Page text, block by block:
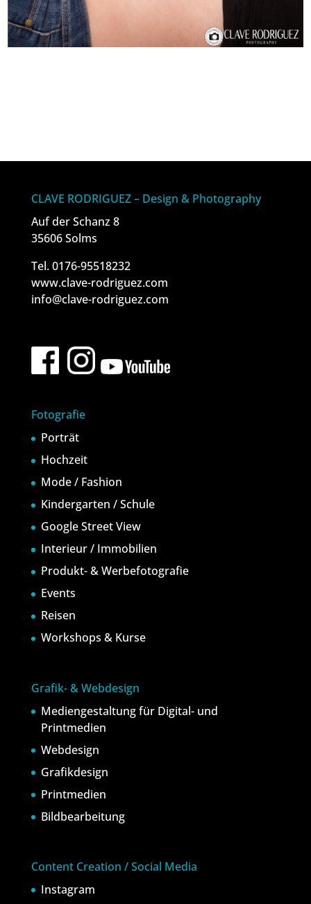
CLAVE RODRIGUEZ – Design & Photography
Auf der Schanz 8
35606 Solms
Tel. 0176-95518232
www.clave-rodriguez.com
info@clave-rodriguez.com
Fotografie
Porträt
Hochzeit
Mode / Fashion
Kindergarten / Schule
Google Street View
Interieur / Immobilien
Produkt- & Werbefotografie
Events
Reisen
Workshops & Kurse
Grafik- & Webdesign
Mediengestaltung für Digital- und
Printmedien
Webdesign
Grafikdesign
Printmedien
Bildbearbeitung
Content Creation / Social Media
Instagram